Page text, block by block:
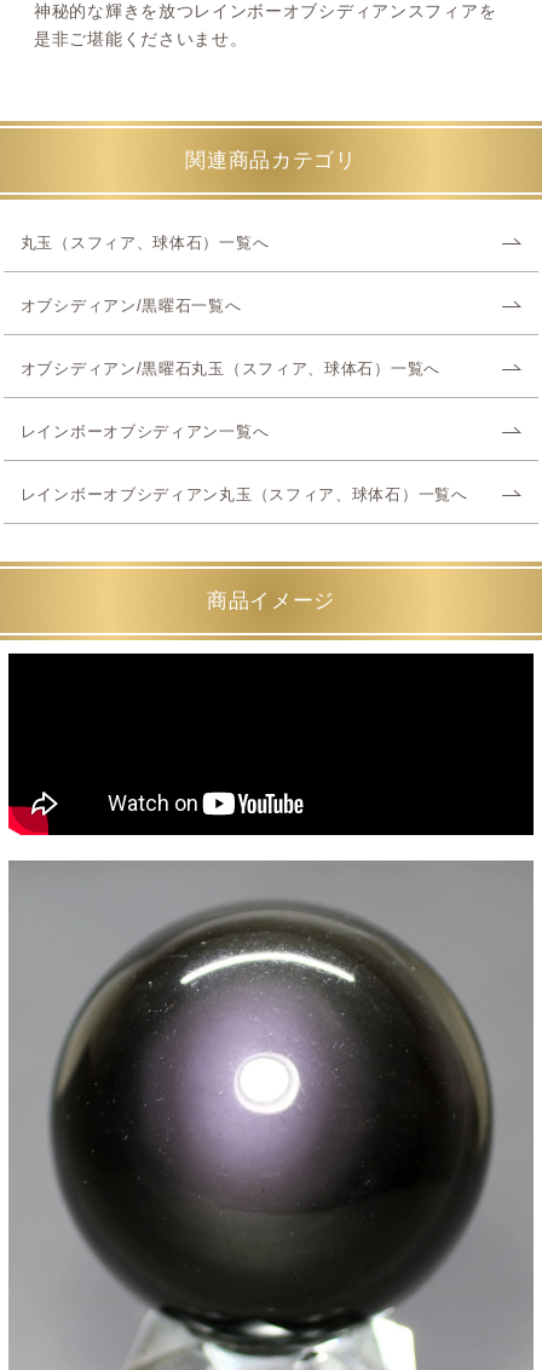
神秘的な輝きを放つレインボーオブシディアンスフィアを
是非ご堪能くださいませ。
関連商品カテゴリ
丸玉（スフィア、球体石）一覧へ
オブシディアン/黒曜石一覧へ
オブシディアン/黒曜石丸玉（スフィア、球体石）一覧へ
レインボーオブシディアン一覧へ
レインボーオブシディアン丸玉（スフィア、球体石）一覧へ
商品イメージ